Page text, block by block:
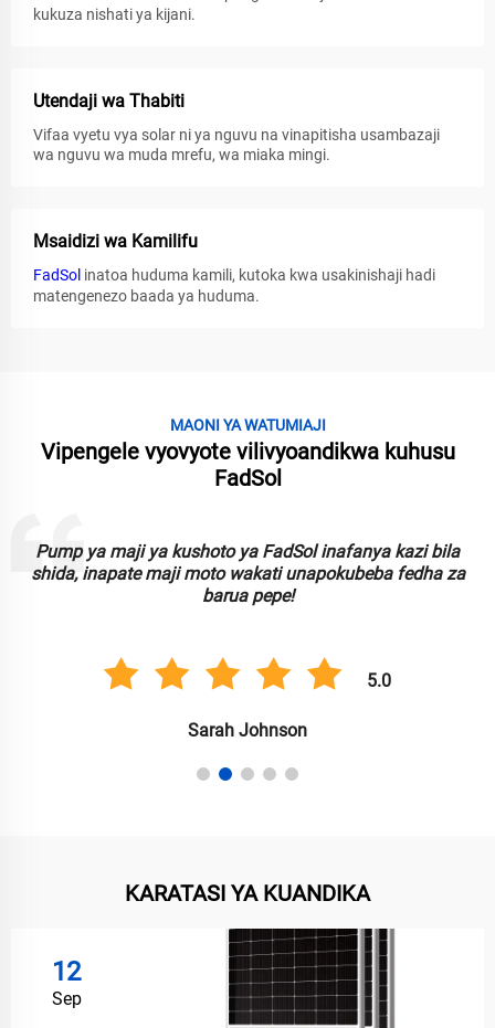
kukuza nishati ya kijani.
Utendaji wa Thabiti
Vifaa vyetu vya solar ni ya nguvu na vinapitisha usambazaji
wa nguvu wa muda mrefu, wa miaka mingi.
Msaidizi wa Kamilifu
FadSol inatoa huduma kamili, kutoka kwa usakinishaji hadi
matengenezo baada ya huduma.
MAONI YA WATUMIAJI
Vipengele vyovyote vilivyoandikwa kuhusu
FadSol
Pump ya maji ya kushoto ya FadSol inafanya kazi bila
shida, inapate maji moto wakati unapokubeba fedha za
barua pepe!
5.0
Sarah Johnson
KARATASI YA KUANDIKA
12
Sep